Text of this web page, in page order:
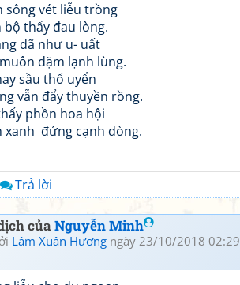
sông vét liễu trồng
bộ thấy đau lòng.
dã như u- uất
dặm lạnh lùng.
sầu thố uyển
vẫn đẩy thuyền rồng.
phồn hoa hội
xanh đứng cạnh dòng.
Trả lời
củaNguyễn Minh
Lâm Xuân Hương ngày 23/10/2018 02:29